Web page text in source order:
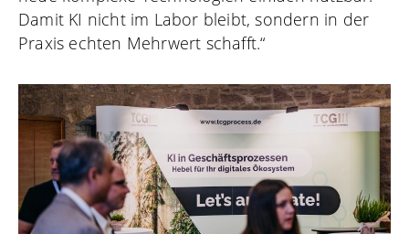
Damit KI nicht im Labor bleibt, sondern in der
Praxis echten Mehrwert schafft.“